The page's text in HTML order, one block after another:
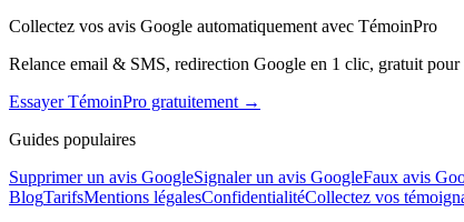
Collectez vos avis Google automatiquement avec TémoinPro
Relance email & SMS, redirection Google en 1 clic, gratuit pour
Essayer TémoinPro gratuitement →
Guides populaires
Supprimer un avis GoogleSignaler un avis GoogleFaux avis
BlogTarifsMentions légalesConfidentialitéCollectez vos